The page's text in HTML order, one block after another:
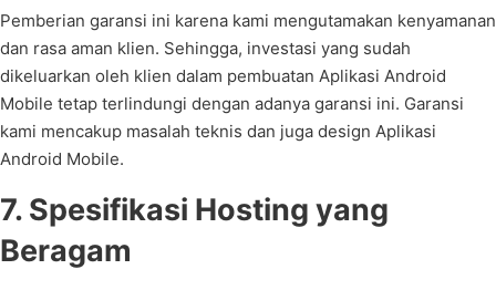
Pemberian garansi ini karena kami mengutamakan kenyamanan
dan rasa aman klien. Sehingga, investasi yang sudah
dikeluarkan oleh klien dalam pembuatan Aplikasi Android
Mobile tetap terlindungi dengan adanya garansi ini. Garansi
kami mencakup masalah teknis dan juga design Aplikasi
Android Mobile.
7. Spesifikasi Hosting yang
Beragam